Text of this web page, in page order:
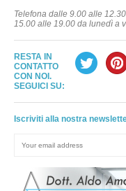
Telefona dalle 9.00 alle
15.00 alle 19.00 da lunedì a
RESTA IN
CONTATTO
CON NOI.
SEGUICI SU:
Iscriviti alla nostra